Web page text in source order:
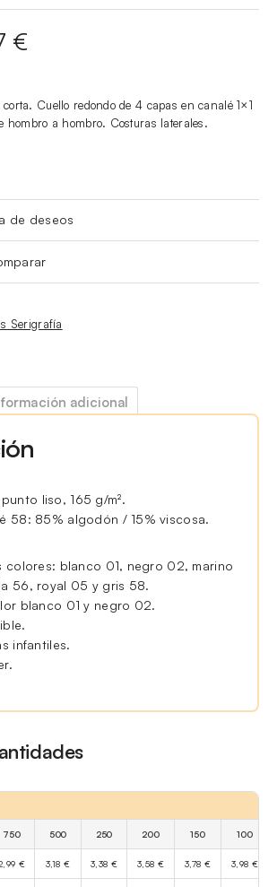
€
Cuello redondo de 4 capas en canalé 1×1
hombro a hombro. Costuras laterales.
de deseos
Serigrafía
adicional
liso, 165 g/m².
58: 85% algodón / 15% viscosa.
colores: blanco 01, negro 02, marino
56, royal 05 y gris 58.
blanco 01 y negro 02.
infantiles.
750 500 250 200 150 100
€ 3,18 € 3,38 € 3,58 € 3,78 € 3,98 €